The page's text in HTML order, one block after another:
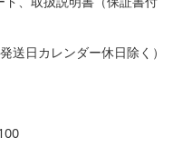
送日カレンダー休日除く）